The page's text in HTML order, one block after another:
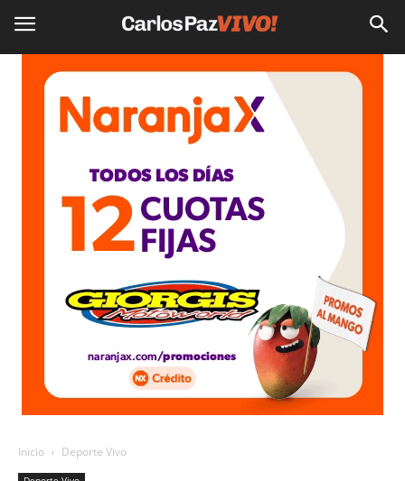
Inicio Deporte Vivo